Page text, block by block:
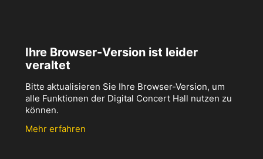
Ihre Browser-Version ist leider
veraltet
Bitte aktualisieren Sie Ihre Browser-Version, um
alle Funktionen der Digital Concert Hall nutzen zu
können.
Mehr erfahren